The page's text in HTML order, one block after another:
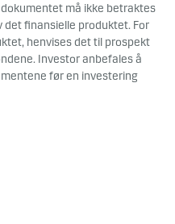
må ikke betraktes
det finansielle produktet. For
henvises det til prospekt
Investor anbefales å
før en investering